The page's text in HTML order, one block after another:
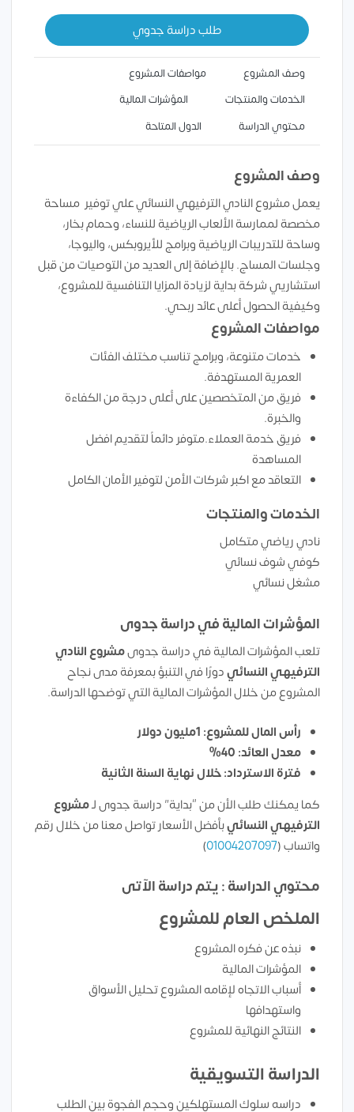
طلب دراسة جدوي
وصف المشروع
مواصفات المشروع
الخدمات والمنتجات
المؤشرات المالية
محتوي الدراسة
الدول المتاحة
وصف المشروع
يعمل مشروع النادي الترفيهي النسائي علي توفير مساحة
مخصصة لممارسة الألعاب الرياضية للنساء، وحمام بخار،
وساحة للتدريبات الرياضية وبرامج للأيروبكس، واليوجا،
وجلسات المساج. بالإضافة إلى العديد من التوصيات من قبل
استشاريي شركة بداية لزيادة المزايا التنافسية للمشروع،
وكيفية الحصول أعلى عائد ربحي.
مواصفات المشروع
خدمات متنوعة، وبرامج تناسب مختلف الفئات
العمرية المستهدفة.
فريق من المتخصصين على أعلى درجة من الكفاءة
والخبرة.
فريق خدمة العملاء.متوفر دائماً لتقديم افضل
المساهدة
التعاقد مع اكبر شركات الأمن لتوفير الأمان الكامل
الخدمات والمنتجات
نادي رياضي متكامل
كوفي شوف نسائي
مشغل نسائي
المؤشرات المالية في دراسة جدوى
تلعب المؤشرات المالية في دراسة جدوىمشروع النادي
الترفيهي النسائيدورًا في التنبؤ بمعرفة مدى نجاح
المشروع من خلال المؤشرات المالية التي توضحها الدراسة.
رأس المال للمشروع: 1مليون دولار
معدل العائد: 40%
فترة الاسترداد: خلال نهاية السنة الثانية
كما يمكنك طلب الأن من “بداية” دراسة جدوى لـمشروع
الترفيهي النسائيبأفضل الأسعار تواصل معنا من خلال رقم
واتساب (01004207097
)
محتوي الدراسة : يتم دراسة الآتى
الملخص العام للمشروع
نبذه عن فكره المشروع
المؤشرات المالية
أسباب الاتجاه لإقامه المشروع تحليل الأسواق
واستهدافها
النتائج النهائية للمشروع
الدراسة التسويقية
دراسه سلوك المستهلكين وحجم الفجوة بين الطلب